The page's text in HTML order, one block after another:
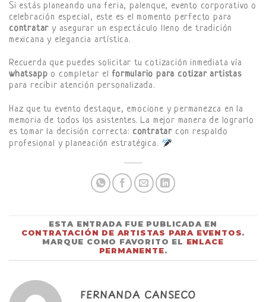
Si estás planeando una feria, palenque, evento corporativo o
celebración especial, este es el momento perfecto para
contratar y asegurar un espectáculo lleno de tradición
mexicana y elegancia artística.
Recuerda que puedes solicitar tu cotización inmediata vía
whatsapp o completar elformulario para cotizar artistas
para recibir atención personalizada.
Haz que tu evento destaque, emocione y permanezca en la
memoria de todos los asistentes. La mejor manera de lograrlo
es tomar la decisión correcta: contratar con respaldo
profesional y planeación estratégica.
ESTA ENTRADA FUE PUBLICADA EN
CONTRATACIÓN DE ARTISTAS PARA EVENTOS.
MARQUE COMO FAVORITO EL ENLACE
PERMANENTE.
FERNANDA CANSECO